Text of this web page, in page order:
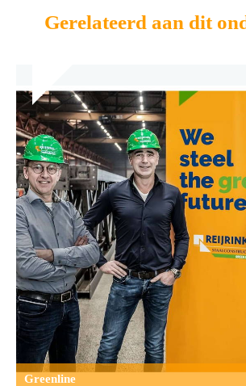
Gerelateerd aan dit
Greenline